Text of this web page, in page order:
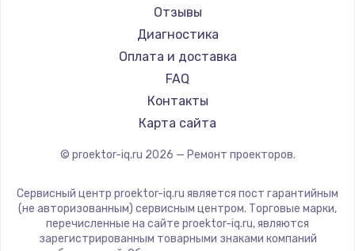
Canon
JVC
Casio
Hiper
HITACHI
Panasonic
Отзывы
Диагностика
Оплата и доставка
FAQ
Контакты
Карта сайта
© proektor-iq.ru 2026 — Ремонт проекторов.
Сервисный центр proektor-iq.ru является пост гарантийным
(не авторизованным) сервисным центром. Торговые марки,
перечисленные на сайте proektor-iq.ru, являются
зарегистрированным товарными знаками компаний